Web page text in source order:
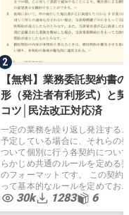
【無料】業務委託契約書
形（発注者有利形式）と
コツ│民法改正対応済
一定の業務を繰り返し発注する
予定している場合に、それらの
ついて個別に行う各契約につい
らかじめ共通のルールを定める
のフォーマットです。 この契約
って基本的なルールを定めてお...
30k 1283 6